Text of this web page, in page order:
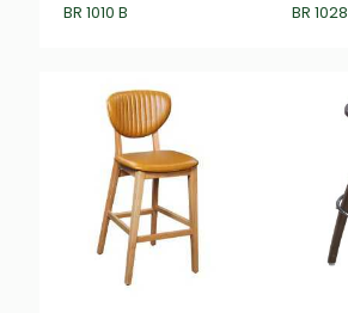
BR 1010 B BR 1028